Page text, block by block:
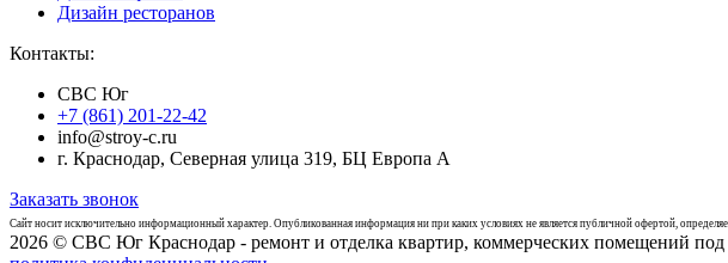
Дизайн ресторанов
Контакты:
СВС Юг
+7 (861) 201-22-42
info@stroy-c.ru
г. Краснодар, Северная улица 319, БЦ Европа А
Заказать звонок
Сайт носит исключительно информационный характер. Опубликованная информация ни при каких условиях не является публичной офертой,
2026 © CBC Юг Краснодар - ремонт и отделка квартир, коммерческих помещений